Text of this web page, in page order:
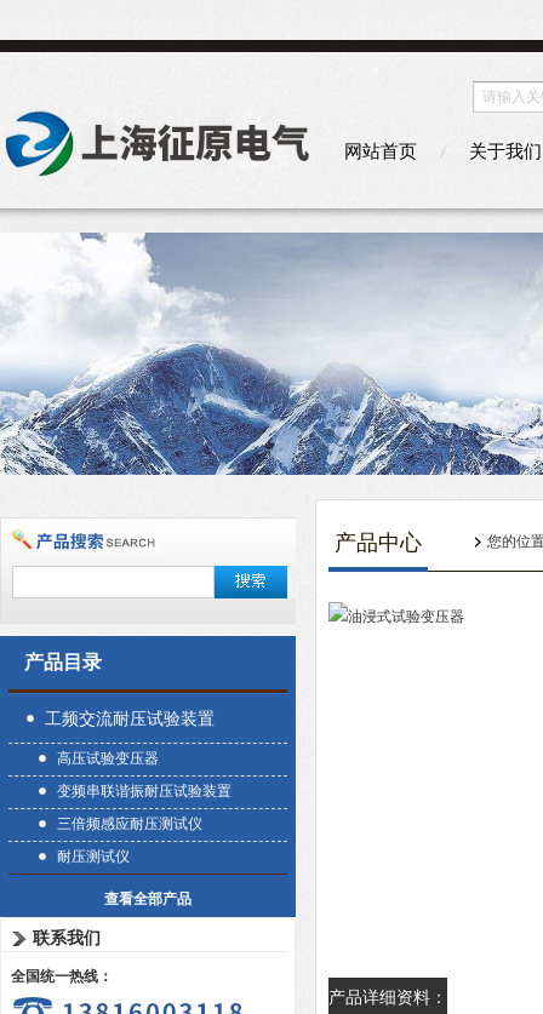
网站首页 关于我们
产品目录
工频交流耐压试验装置
高压试验变压器
变频串联谐振耐压试验装置
三倍频感应耐压测试仪
耐压测试仪
查看全部产品
联系我们
全国统一热线：
产品中心 您的位
产品详细资料：